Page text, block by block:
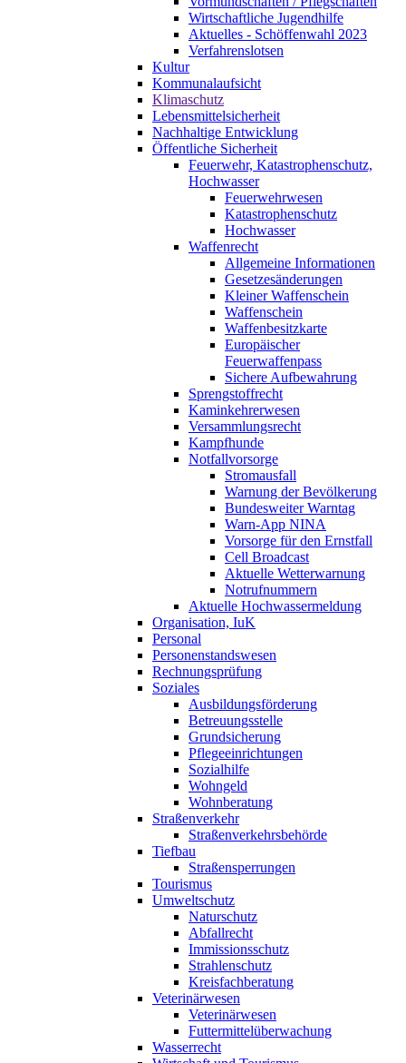
Wirtschaftliche Jugendhilfe
Aktuelles - Schöffenwahl 2023
Verfahrenslotsen
Kultur
Kommunalaufsicht
Klimaschutz
Lebensmittelsicherheit
Nachhaltige Entwicklung
Öffentliche Sicherheit
Feuerwehr, Katastrophenschutz,
Hochwasser
Feuerwehrwesen
Katastrophenschutz
Hochwasser
Waffenrecht
Allgemeine Informationen
Gesetzesänderungen
Kleiner Waffenschein
Waffenschein
Waffenbesitzkarte
Europäischer
Feuerwaffenpass
Sichere Aufbewahrung
Sprengstoffrecht
Kaminkehrerwesen
Versammlungsrecht
Kampfhunde
Notfallvorsorge
Stromausfall
Warnung der Bevölkerung
Bundesweiter Warntag
Warn-App NINA
Vorsorge für den Ernstfall
Cell Broadcast
Aktuelle Wetterwarnung
Notrufnummern
Aktuelle Hochwassermeldung
Organisation, IuK
Personal
Personenstandswesen
Rechnungsprüfung
Soziales
Ausbildungsförderung
Betreuungsstelle
Grundsicherung
Pflegeeinrichtungen
Sozialhilfe
Wohngeld
Wohnberatung
Straßenverkehr
Straßenverkehrsbehörde
Tiefbau
Straßensperrungen
Tourismus
Umweltschutz
Naturschutz
Abfallrecht
Immissionsschutz
Strahlenschutz
Kreisfachberatung
Veterinärwesen
Veterinärwesen
Futtermittelüberwachung
Wasserrecht